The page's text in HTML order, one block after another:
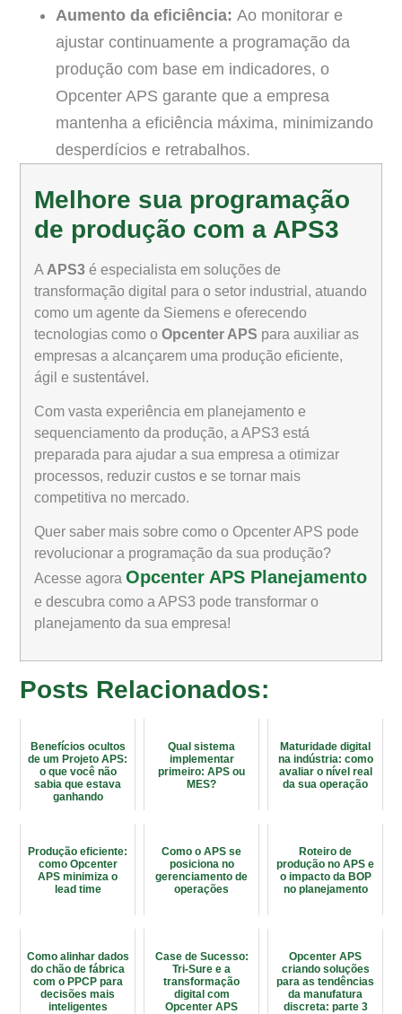
Aumento da eficiência: Ao monitorar e
ajustar continuamente a programação da
produção com base em indicadores, o
Opcenter APS garante que a empresa
mantenha a eficiência máxima, minimizando
desperdícios e retrabalhos.
Melhore sua programação
de produção com a APS3
A APS3 é especialista em soluções de
transformação digital para o setor industrial, atuando
como um agente da Siemens e oferecendo
tecnologias como o Opcenter APS para auxiliar as
empresas a alcançarem uma produção eficiente,
ágil e sustentável.
Com vasta experiência em planejamento e
sequenciamento da produção, a APS3 está
preparada para ajudar a sua empresa a otimizar
processos, reduzir custos e se tornar mais
competitiva no mercado.
Quer saber mais sobre como o Opcenter APS pode
revolucionar a programação da sua produção?
Acesse agora Opcenter APS Planejamento
e descubra como a APS3 pode transformar o
planejamento da sua empresa!
Posts Relacionados:
Benefícios ocultos
de um Projeto APS:
o que você não
sabia que estava
ganhando
Qual sistema
implementar
primeiro: APS ou
MES?
Maturidade digital
na indústria: como
avaliar o nível real
da sua operação
Produção eficiente:
como Opcenter
APS minimiza o
lead time
Como o APS se
posiciona no
gerenciamento de
operações
Roteiro de
produção no APS e
o impacto da BOP
no planejamento
Como alinhar dados
do chão de fábrica
com o PPCP para
decisões mais
inteligentes
Case de Sucesso:
Tri-Sure e a
transformação
digital com
Opcenter APS
Opcenter APS
criando soluções
para as tendências
da manufatura
discreta: parte 3